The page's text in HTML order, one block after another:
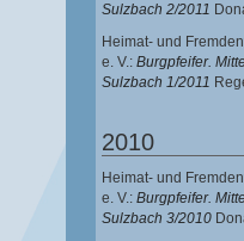
Sulzbach 2/2011
Heimat- und
e. V.: Burgpfeifer.
Sulzbach 1/2011
2010
Heimat- und
e. V.: Burgpfeifer.
Sulzbach 3/2010